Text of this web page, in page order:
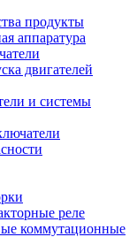
продукты
аппаратура
двигателей
и системы
реле
коммутационные